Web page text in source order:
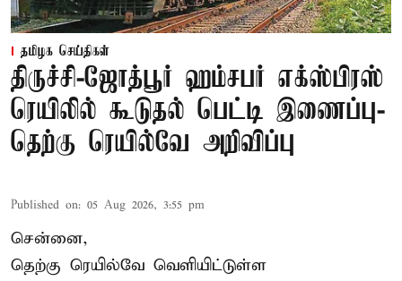
தமிழக செய்திகள்
திருச்சி-ஜோத்பூர் ஹம்சபர் எக்ஸ்பிரஸ்
ரெயிலில் கூடுதல் பெட்டி இணைப்பு-
தெற்கு ரெயில்வே அறிவிப்பு
Published on: 05 Aug 2026, 3:55 pm
சென்னை,
தெற்கு ரெயில்வே வெளியிட்டுள்ள